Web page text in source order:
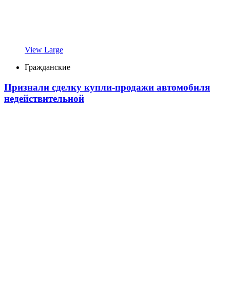
View Large
Гражданские
Признали сделку купли-продажи автомобиля
недействительной